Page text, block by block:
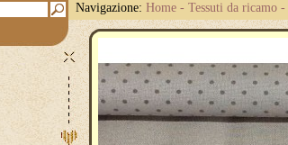
Navigazione: Home - Tessuti da ricamo -